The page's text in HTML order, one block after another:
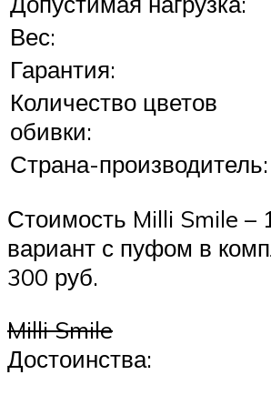
Вес:
Гарантия:
Количество цветов
обивки:
Страна-производитель:
Стоимость Milli Smile –
вариант с пуфом в
300 руб.
Milli Smile
Достоинства: